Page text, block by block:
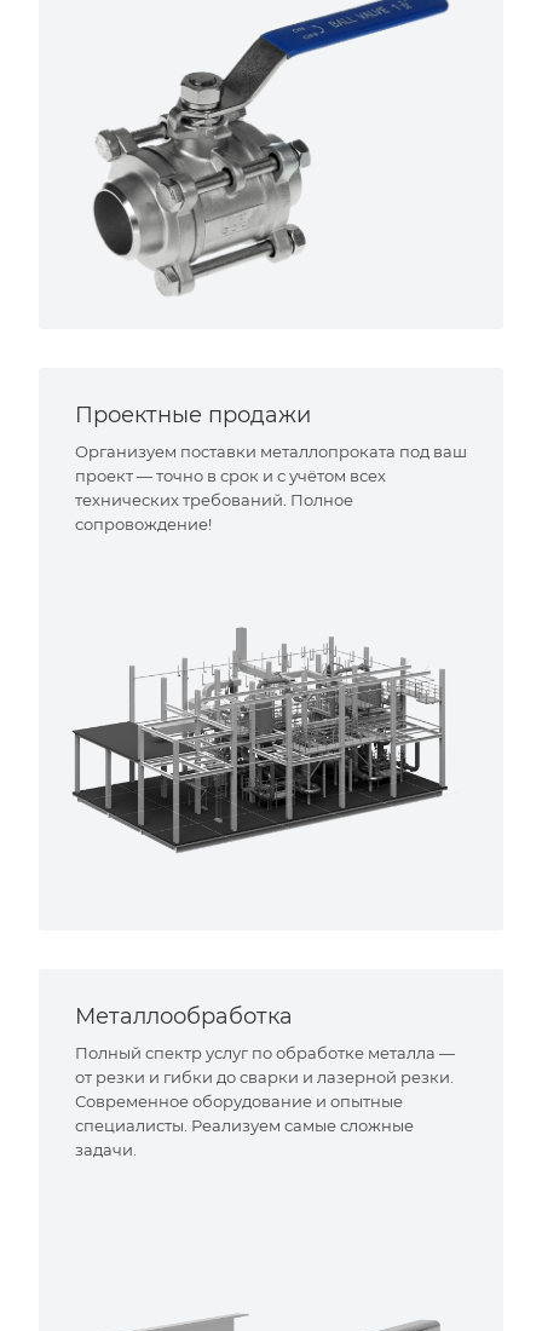
Проектные продажи
Организуем поставки металлопроката под ваш
проект — точно в срок и с учётом всех
технических требований. Полное
сопровождение!
Металлообработка
Полный спектр услуг по обработке металла —
от резки и гибки до сварки и лазерной резки.
Современное оборудование и опытные
специалисты. Реализуем самые сложные
задачи.